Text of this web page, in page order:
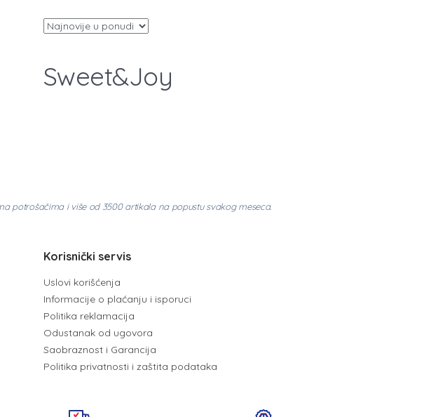
Sweet&Joy
potrošačima i više od 3500 artikala na popustu svakog meseca.
Korisnički servis
Uslovi korišćenja
Informacije o plaćanju i isporuci
Politika reklamacija
Odustanak od ugovora
Saobraznost i Garancija
Politika privatnosti i zaštita podataka